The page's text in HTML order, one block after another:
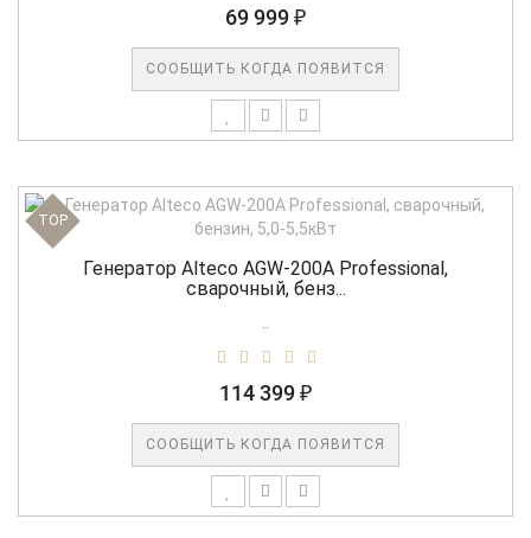
69 999 ₽
СООБЩИТЬ КОГДА ПОЯВИТСЯ
TOP
Генератор Alteco AGW-200A Professional,
сварочный, бенз...
114 399 ₽
СООБЩИТЬ КОГДА ПОЯВИТСЯ